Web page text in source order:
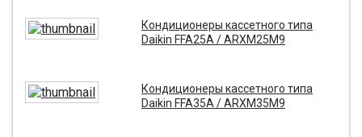
Кондиционеры кассетного типа
Daikin FFA25A / ARXM25M9
Кондиционеры кассетного типа
Daikin FFA35A / ARXM35M9